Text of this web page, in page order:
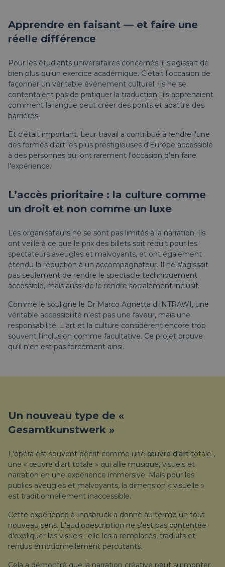
Apprendre en faisant — et faire une
réelle différence
Pour les étudiants universitaires concernés, il s'agissait de
bien plus qu'un exercice académique. C'était l'occasion de
façonner un véritable événement culturel. Ils ne se
contentaient pas de pratiquer la traduction : ils apprenaient
comment la langue peut créer des ponts et abattre des
barrières.
Et c'était important. Leur travail a contribué à rendre l'une
des formes d'art les plus prestigieuses d'Europe accessible
à des personnes qui ont rarement l'occasion d'en faire
l'expérience.
L’accès prioritaire : la culture comme
un droit et non comme un luxe
Les organisateurs ne se sont pas limités à la narration. Ils
ont veillé à ce que le prix des billets soit réduit pour les
spectateurs aveugles et malvoyants, et ont également
étendu la réduction à un accompagnateur. Il ne s'agissait
pas seulement de rendre le spectacle techniquement
accessible, mais aussi de le rendre socialement inclusif.
Comme le souligne le Dr Marco Agnetta d'INTRAWI, une
véritable accessibilité n'est pas une faveur, mais une
responsabilité. L'art et la culture considèrent encore trop
souvent l'inclusion comme facultative. Ce projet prouve
qu'il n'en est pas forcément ainsi.
Un nouveau type de «
Gesamtkunstwerk »
L'opéra est souvent décrit comme une œuvre d'art totale ,
une « œuvre d'art totale » qui allie musique, visuels et
narration en une expérience immersive. Mais pour les
publics aveugles et malvoyants, la dimension « visuelle »
est traditionnellement inaccessible.
Cette expérience à Innsbruck a donné au terme un tout
nouveau sens. L'audiodescription ne s'est pas contentée
d'expliquer les visuels : elle les a remplacés, traduits et
rendus émotionnellement percutants.
Cela a démontré que la narration créative peut surmonter